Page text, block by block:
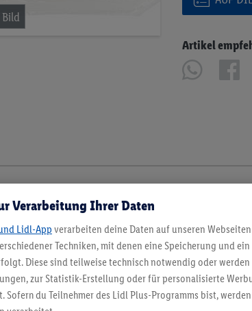
Artikel
Verarbeitung Ihrer Daten
Lidl-App verarbeiten deine Daten auf unseren
Techniken, mit denen eine Speicherung und
Diese sind teilweise technisch notwendig oder
zur Statistik-Erstellung oder für personalisierte
du Teilnehmer des Lidl Plus-Programms bist,